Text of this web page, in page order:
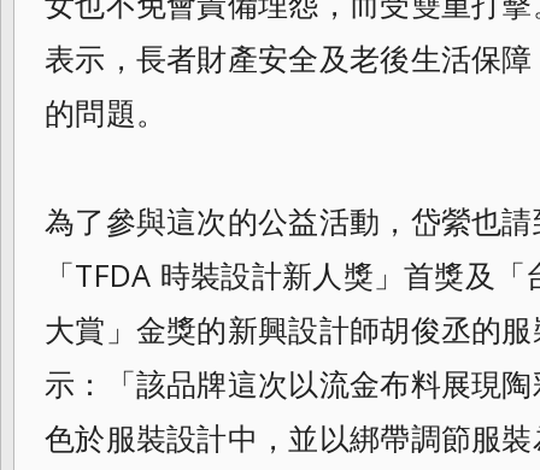
表示，長者財產安全及老後生活保
的問題。
為了參與這次的公益活動，岱縈也
「TFDA 時裝設計新人獎」首獎及
大賞」 金獎的新興設計師胡俊丞的
示：「該品牌這次以流金布料展現
色於服裝設計中，並以綁帶調節服